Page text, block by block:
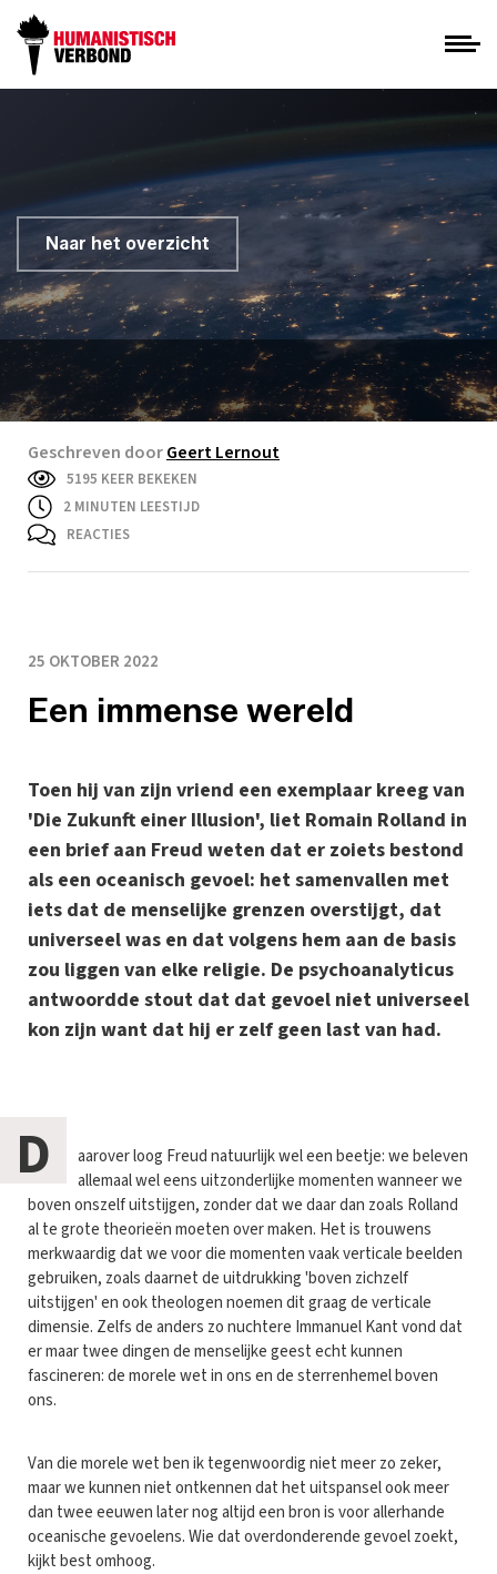
Naar het overzicht
Geschreven doorGeert Lernout
5195 KEER BEKEKEN
2 MINUTEN LEESTIJD
REACTIES
25 OKTOBER 2022
Een immense wereld
Toen hij van zijn vriend een exemplaar kreeg van
'Die Zukunft einer Illusion', liet Romain Rolland in
een brief aan Freud weten dat er zoiets bestond
als een oceanisch gevoel: het samenvallen met
iets dat de menselijke grenzen overstijgt, dat
universeel was en dat volgens hem aan de basis
zou liggen van elke religie. De psychoanalyticus
antwoordde stout dat dat gevoel niet universeel
kon zijn want dat hij er zelf geen last van had.
D
aarover loog Freud natuurlijk wel een beetje: we beleven
allemaal wel eens uitzonderlijke momenten wanneer we
boven onszelf uitstijgen, zonder dat we daar dan zoals Rolland
al te grote theorieën moeten over maken. Het is trouwens
merkwaardig dat we voor die momenten vaak verticale beelden
gebruiken, zoals daarnet de uitdrukking 'boven zichzelf
uitstijgen' en ook theologen noemen dit graag de verticale
dimensie. Zelfs de anders zo nuchtere Immanuel Kant vond dat
er maar twee dingen de menselijke geest echt kunnen
fascineren: de morele wet in ons en de sterrenhemel boven
ons.
Van die morele wet ben ik tegenwoordig niet meer zo zeker,
maar we kunnen niet ontkennen dat het uitspansel ook meer
dan twee eeuwen later nog altijd een bron is voor allerhande
oceanische gevoelens. Wie dat overdonderende gevoel zoekt,
kijkt best omhoog.